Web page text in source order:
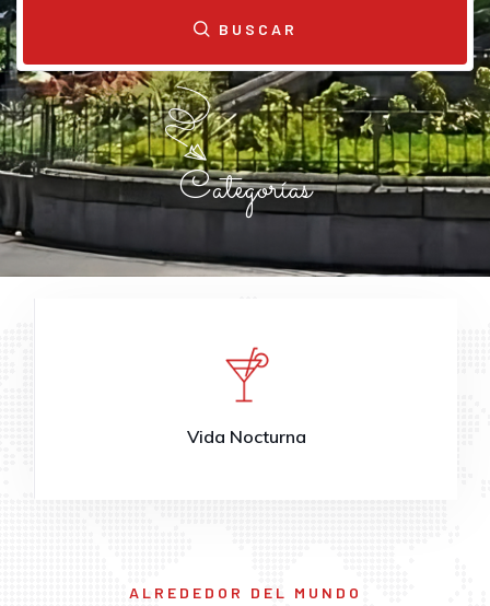
BUSCAR
Categorías
Vida Nocturna
ALREDEDOR DEL MUNDO